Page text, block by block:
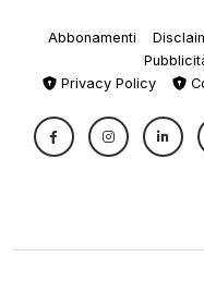
Abbonamenti
Privacy Policy